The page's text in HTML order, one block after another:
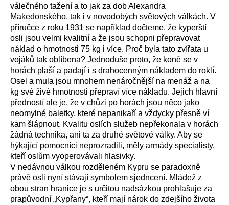
válečného tažení a to jak za dob Alexandra
Makedonského, tak i v novodobých světových válkách. V
příručce z roku 1931 se například dočteme, že kyperští
osli jsou velmi kvalitní a že jsou schopni přepravovat
náklad o hmotnosti 75 kg i více. Proč byla tato zvířata u
vojáků tak oblíbena? Jednoduše proto, že koně se v
horách plaší a padají i s drahocenným nákladem do roklí.
Osel a mula jsou mnohem nenáročnější na menáž a na
kg své živé hmotnosti přepraví více nákladu. Jejich hlavní
předností ale je, že v chůzi po horách jsou něco jako
neomylné baletky, které nepanikaří a vždycky přesně ví
kam šlápnout. Kvalitu oslích služeb nepřekonala v horách
žádná technika, ani ta za druhé světové války. Aby se
hýkající pomocníci neprozradili, měly armády specialisty,
kteří oslům vyoperovávali hlasivky.
V nedávnou válkou rozděleném Kypru se paradoxně
právě osli nyní stávají symbolem sjedncení. Mládež z
obou stran hranice je s určitou nadsázkou prohlašuje za
prapůvodní „Kypřany“, kteří mají nárok do zdejšího života